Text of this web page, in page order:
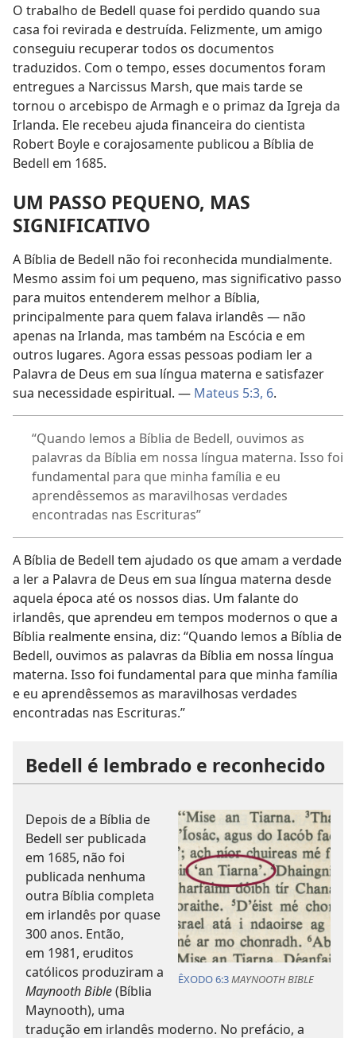
O trabalho de Bedell quase foi perdido quando sua
casa foi revirada e destruída. Felizmente, um amigo
conseguiu recuperar todos os documentos
traduzidos. Com o tempo, esses documentos foram
entregues a Narcissus Marsh, que mais tarde se
tornou o arcebispo de Armagh e o primaz da Igreja da
Irlanda. Ele recebeu ajuda financeira do cientista
Robert Boyle e corajosamente publicou a Bíblia de
Bedell em 1685.
UM PASSO PEQUENO, MAS
SIGNIFICATIVO
A Bíblia de Bedell não foi reconhecida mundialmente.
Mesmo assim foi um pequeno, mas significativo passo
para muitos entenderem melhor a Bíblia,
principalmente para quem falava irlandês — não
apenas na Irlanda, mas também na Escócia e em
outros lugares. Agora essas pessoas podiam ler a
Palavra de Deus em sua língua materna e satisfazer
sua necessidade espiritual. — Mateus 5:3, 6.
“Quando lemos a Bíblia de Bedell, ouvimos as
palavras da Bíblia em nossa língua materna. Isso foi
fundamental para que minha família e eu
aprendêssemos as maravilhosas verdades
encontradas nas Escrituras”
A Bíblia de Bedell tem ajudado os que amam a verdade
a ler a Palavra de Deus em sua língua materna desde
aquela época até os nossos dias. Um falante do
irlandês, que aprendeu em tempos modernos o que a
Bíblia realmente ensina, diz: “Quando lemos a Bíblia de
Bedell, ouvimos as palavras da Bíblia em nossa língua
materna. Isso foi fundamental para que minha família
e eu aprendêssemos as maravilhosas verdades
encontradas nas Escrituras.”
Bedell é lembrado e reconhecido
ÊXODO 6:3MAYNOOTH BIBLE
Depois de a Bíblia de
Bedell ser publicada
em 1685, não foi
publicada nenhuma
outra Bíblia completa
em irlandês por quase
300 anos. Então,
em 1981, eruditos
católicos produziram a
Maynooth Bible(Bíblia
Maynooth), uma
tradução em irlandês moderno. No prefácio, a